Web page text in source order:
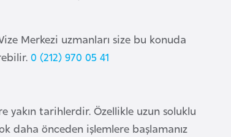
Merkezi uzmanları size bu konuda
0 (212) 970 05 41
yakın tarihlerdir. Özellikle uzun soluklu
daha önceden işlemlere başlamanız